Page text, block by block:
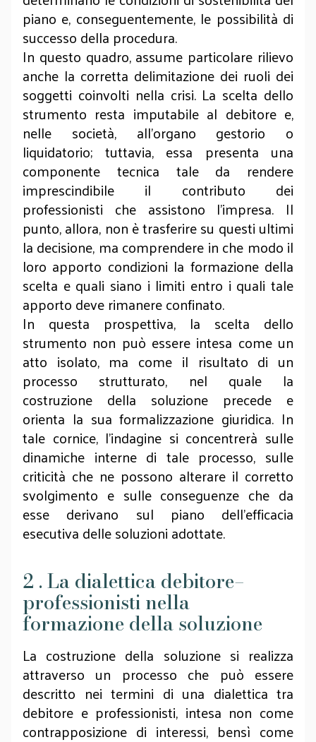
piano e, conseguentemente, le possibilità di
successo della procedura.
In questo quadro, assume particolare rilievo
anche la corretta delimitazione dei ruoli dei
soggetti coinvolti nella crisi. La scelta dello
strumento resta imputabile al debitore e,
nelle società, all’organo gestorio o
liquidatorio; tuttavia, essa presenta una
componente tecnica tale da rendere
imprescindibile il contributo dei
professionisti che assistono l’impresa. Il
punto, allora, non è trasferire su questi ultimi
la decisione, ma comprendere in che modo il
loro apporto condizioni la formazione della
scelta e quali siano i limiti entro i quali tale
apporto deve rimanere confinato.
In questa prospettiva, la scelta dello
strumento non può essere intesa come un
atto isolato, ma come il risultato di un
processo strutturato, nel quale la
costruzione della soluzione precede e
orienta la sua formalizzazione giuridica. In
tale cornice, l’indagine si concentrerà sulle
dinamiche interne di tale processo, sulle
criticità che ne possono alterare il corretto
svolgimento e sulle conseguenze che da
esse derivano sul piano dell’efficacia
esecutiva delle soluzioni adottate.
2 . La dialettica debitore–
professionisti nella
formazione della soluzione
La costruzione della soluzione si realizza
attraverso un processo che può essere
descritto nei termini di una dialettica tra
debitore e professionisti, intesa non come
contrapposizione di interessi, bensì come